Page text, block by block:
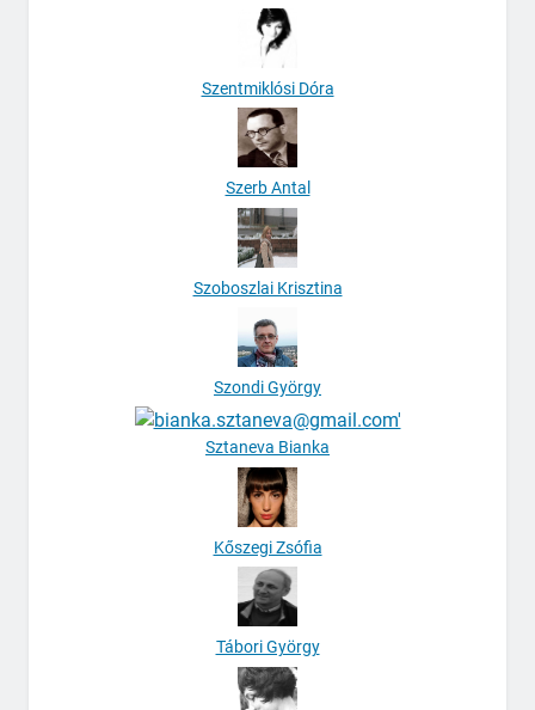
Szentmiklósi Dóra
Szerb Antal
Szoboszlai Krisztina
Szondi György
Sztaneva Bianka
Kőszegi Zsófia
Tábori György